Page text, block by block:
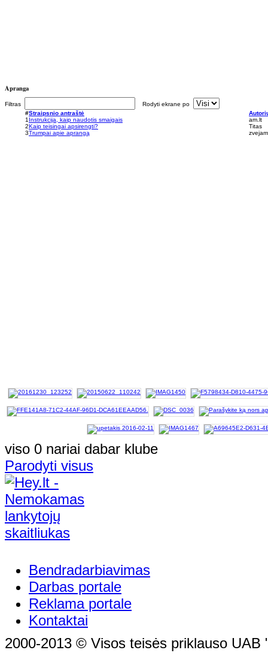
Apranga
Filtras
Rodyti ekrane po
#Straipsnio antraštė
1 Instrukcija, kaip naudotis smaigais
am.lt
2Kaip teisingai apsirengti?
Titas
3Trumpai apie aprangą
viso 0 nariai dabar klube
Parodyti visus
Bendradarbiavimas
Darbas portale
Reklama portale
Kontaktai
2000-2013 © Visos teisės priklauso UAB